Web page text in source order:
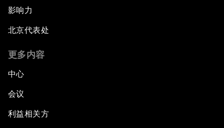
影响力
北京代表处
更多内容
中心
会议
利益相关方